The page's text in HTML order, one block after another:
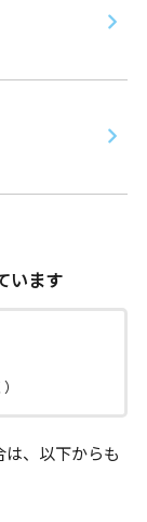
います
、以下からも